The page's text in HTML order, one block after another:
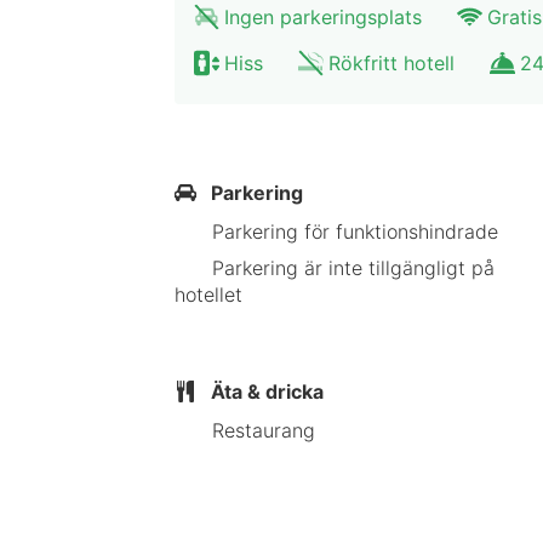
9,6 km Hockenheim racingbana -
Park - 10,5 km Körperwelten
EXo Square Heidelberg-
huvudkontor. Detta hotell ligger
Nära Schloss Schwetzingen
Ingen parkeringsplats
Hiss
Rökfritt hotell
Parkering
Parkering för funktionshindrade
hotellet
Äta & dricka
Restaurang